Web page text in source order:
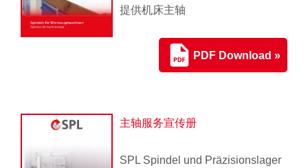
提供机床主轴
PDF Download »
主轴服务宣传册
SPL Spindel und Präzisionslager